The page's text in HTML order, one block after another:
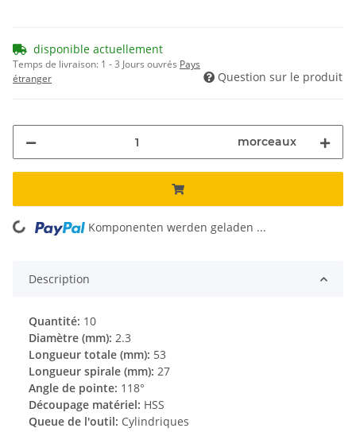
disponible actuellement
Temps de livraison: 1 - 3 Jours ouvrés Pays
étranger
Question sur le produit
morceaux
Loading... Komponenten werden geladen ...
Description
Quantité: 10
Diamètre (mm): 2.3
Longueur totale (mm): 53
Longueur spirale (mm): 27
Angle de pointe: 118°
Découpage matériel: HSS
Queue de l'outil: Cylindriques